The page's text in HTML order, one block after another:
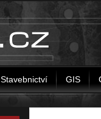
Stavebnictví GIS